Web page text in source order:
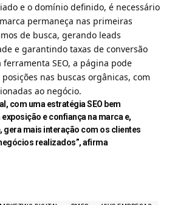
e o domínio definido, é necessário
permaneça nas primeiras
de busca, gerando leads
e garantindo taxas de conversão
ferramenta SEO, a página pode
nas buscas orgânicas, com
ao negócio.
com uma estratégia SEO bem
e confiança na marca e,
gera mais interação com os clientes
realizados”, afirma